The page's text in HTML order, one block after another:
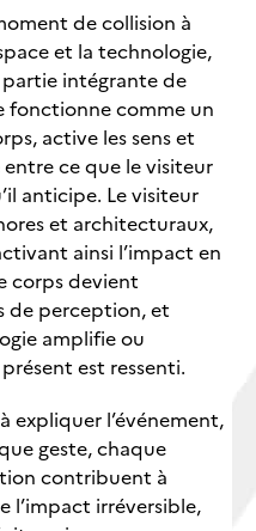
de collision à
et la technologie,
intégrante de
fonctionne comme un
active les sens et
ce que le visiteur
anticipe. Le visiteur
et architecturaux,
ainsi l’impact en
corps devient
de perception, et
amplifie ou
est ressenti.
expliquer l’événement,
geste, chaque
contribuent à
l’impact irréversible,